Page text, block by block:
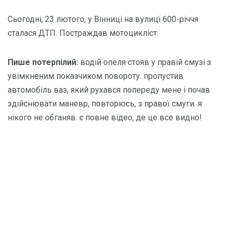
Сьогодні, 23 лютого, у Вінниці на вулиці 600-річчя
сталася ДТП. Постраждав мотоцикліст.
Пише потерпілий: водій опеля стояв у правій смузі з
увімкненим показчиком повороту. пропустив
автомобіль ваз, який рухався попереду мене і почав
здійснювати маневр, повторюсь, з правої смуги. я
нікого не обганяв. є повне відео, де це все видно!